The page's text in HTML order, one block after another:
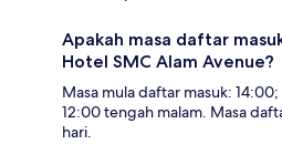
Apakah masa daftar
Hotel SMC Alam Avenue?
Masa mula daftar masuk:
12:00 tengah malam. Masa
hari.